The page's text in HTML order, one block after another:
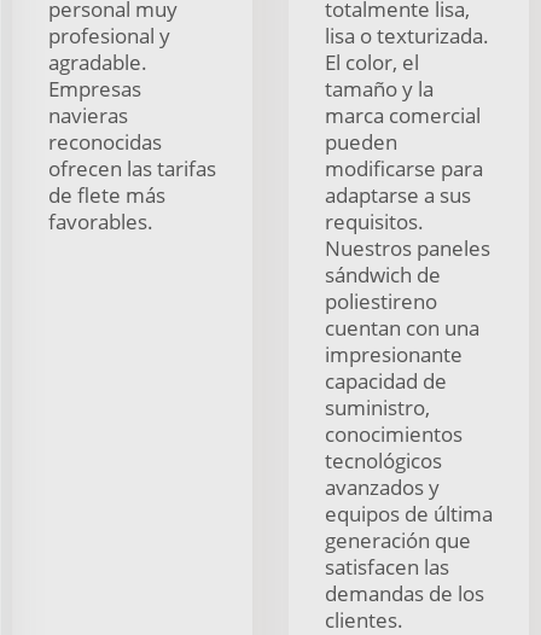
personal muy
profesional y
agradable.
Empresas
navieras
reconocidas
ofrecen las tarifas
de flete más
favorables.
totalmente lisa,
lisa o texturizada.
El color, el
tamaño y la
marca comercial
pueden
modificarse para
adaptarse a sus
requisitos.
Nuestros paneles
sándwich de
poliestireno
cuentan con una
impresionante
capacidad de
suministro,
conocimientos
tecnológicos
avanzados y
equipos de última
generación que
satisfacen las
demandas de los
clientes.